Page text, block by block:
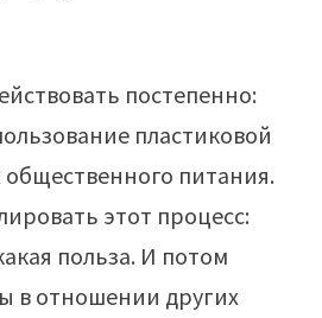
постепенно:
пластиковой
общественного питания.
этот процесс:
польза. И потом
в отношении других